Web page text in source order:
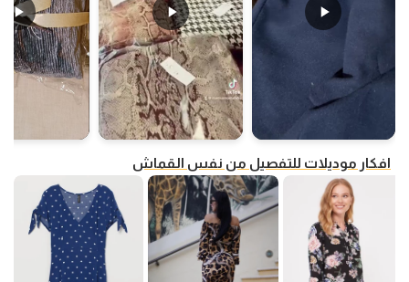
افكار موديلات للتفصيل من نفس القماش